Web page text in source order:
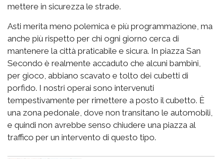
mettere in sicurezza le strade.
Asti merita meno polemica e più programmazione, ma
anche più rispetto per chi ogni giorno cerca di
mantenere la città praticabile e sicura. In piazza San
Secondo è realmente accaduto che alcuni bambini,
per gioco, abbiano scavato e tolto dei cubetti di
porfido. I nostri operai sono intervenuti
tempestivamente per rimettere a posto il cubetto. È
una zona pedonale, dove non transitano le automobili,
e quindi non avrebbe senso chiudere una piazza al
traffico per un intervento di questo tipo.